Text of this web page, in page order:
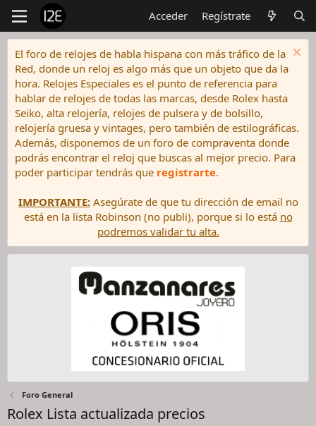
Acceder Regístrate
El foro de relojes de habla hispana con más tráfico de la
Red, donde un reloj es algo más que un objeto que da la
hora. Relojes Especiales es el punto de referencia para
hablar de relojes de todas las marcas, desde Rolex hasta
Seiko, alta relojería, relojes de pulsera y de bolsillo,
relojería gruesa y vintages, pero también de estilográficas.
Además, disponemos de un foro de compraventa donde
podrás encontrar el reloj que buscas al mejor precio. Para
poder participar tendrás que registrarte.
IMPORTANTE:Asegúrate de que tu dirección de email no
está en la lista Robinson (no publi), porque si lo está no
podremos validar tu alta.
Foro General
Rolex Lista actualizada precios